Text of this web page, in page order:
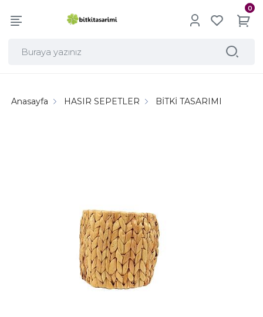
0
Anasayfa HASIR SEPETLER BİTKİ TASARIMI